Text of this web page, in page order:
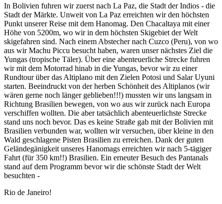
In Bolivien fuhren wir zuerst nach La Paz, die Stadt der Indios - die
Stadt der Märkte. Unweit von La Paz erreichten wir den höchsten
Punkt unserer Reise mit dem Hanomag. Den Chacaltaya mit einer
Höhe von 5200m, wo wir in dem höchsten Skigebiet der Welt
skigefahren sind. Nach einem Abstecher nach Cuzco (Peru), von wo
aus wir Machu Piccu besucht haben, waren unser nächstes Ziel die
Yungas (tropische Täler). Über eine abenteuerliche Strecke fuhren
wir mit dem Motorrad hinab in die Yungas, bevor wir zu einer
Rundtour über das Altiplano mit den Zielen Potosi und Salar Uyuni
starten. Beeindruckt von der herben Schönheit des Altiplanos (wir
wären gerne noch länger geblieben!!!) mussten wir uns langsam in
Richtung Brasilien bewegen, von wo aus wir zurück nach Europa
verschiffen wollten. Die aber tatsächlich abenteuerlichste Strecke
stand uns noch bevor. Das es keine Straße gab mit der Bolivien mit
Brasilien verbunden war, wollten wir versuchen, über kleine in den
Wald geschlagene Pisten Brasilien zu erreichen. Dank der guten
Geländegänigkeit unseres Hanomags erreichten wir nach 5-tägiger
Fahrt (für 350 km!!) Brasilien. Ein erneuter Besuch des Pantanals
stand auf dem Programm bevor wir die schönste Stadt der Welt
besuchten -
Rio de Janeiro!